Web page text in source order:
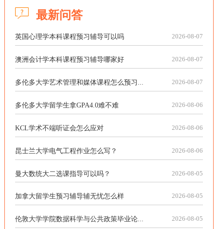
最新问答
英国心理学本科课程预习辅导可以吗 2026-08-07
澳洲会计学本科课程预习辅导哪家好 2026-08-07
多伦多大学艺术管理和媒体课程怎么预习... 2026-08-07
多伦多大学留学生拿GPA4.0难不难 2026-08-06
KCL学术不端听证会怎么应对 2026-08-06
昆士兰大学电气工程作业怎么写？ 2026-08-06
曼大数统大二选课指导可以吗？ 2026-08-05
加拿大留学生预习辅导辅无忧怎么样 2026-08-05
伦敦大学学院数据科学与公共政策毕业论... 2026-08-05